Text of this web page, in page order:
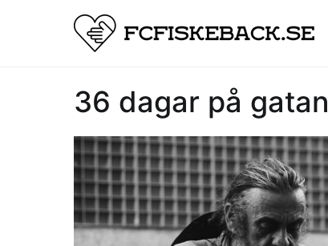
36 dagar på gatan